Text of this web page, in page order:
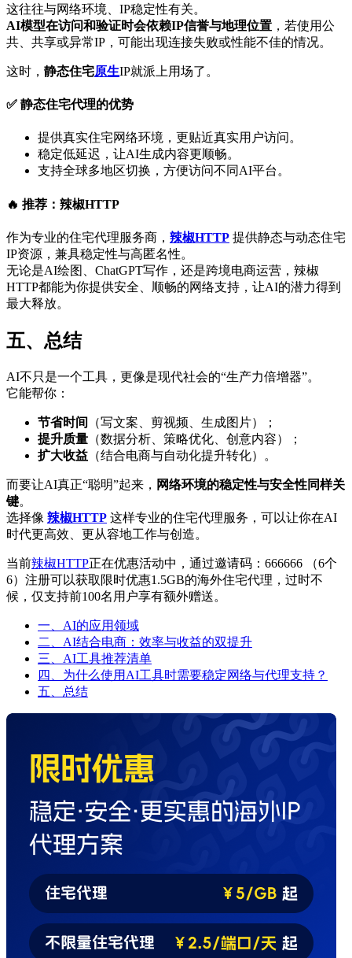
这往往与网络环境、IP稳定性有关。
AI模型在访问和验证时会依赖IP信誉与地理位置 ，若使用公
共、共享或异常IP，可能出现连接失败或性能不佳的情况。
这时， 静态住宅原生IP就派上用场了。
✅ 静态住宅代理的优势
提供真实住宅网络环境，更贴近真实用户访问。
稳定低延迟，让AI生成内容更顺畅。
支持全球多地区切换，方便访问不同AI平台。
🔥 推荐：辣椒HTTP
作为专业的住宅代理服务商， 辣椒HTTP 提供静态与动态住宅
IP资源，兼具稳定性与高匿名性。
无论是AI绘图、ChatGPT写作，还是跨境电商运营，辣椒
HTTP都能为你提供安全、顺畅的网络支持，让AI的潜力得到
最大释放。
五、总结
AI不只是一个工具，更像是现代社会的“生产力倍增器”。
它能帮你：
节省时间
（写文案、剪视频、生成图片）；
提升质量 （数据分析、策略优化、创意内容）；
扩大收益 （结合电商与自动化提升转化）。
而要让AI真正“聪明”起来， 网络环境的稳定性与安全性同样关
键。
选择像 辣椒HTTP 这样专业的住宅代理服务，可以让你在AI
时代更高效、更从容地工作与创造。
当前辣椒HTTP正在优惠活动中，通过邀请码：666666 （6个
6）注册可以获取限时优惠1.5GB的海外住宅代理，过时不
候，仅支持前100名用户享有额外赠送。
一、AI的应用领域
二、AI结合电商：效率与收益的双提升
三、AI工具推荐清单
四、为什么使用AI工具时需要稳定网络与代理支持？
五、总结